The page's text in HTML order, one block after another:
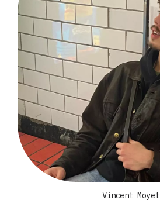
Vincent Moyet